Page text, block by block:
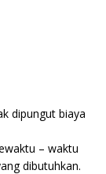
dipungut biaya
– waktu
dibutuhkan.